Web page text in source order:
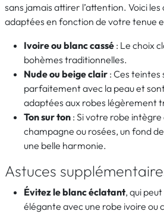
sans jamais attirer l’attention. Voici les
adaptées en fonction de votre tenue
Ivoire ou blanc cassé : Le choix
bohèmes traditionnelles.
Nude ou beige clair : Ces
parfaitement avec la peau et
adaptées aux robes légèrement
Ton sur ton : Si votre robe intègre
champagne ou rosées, un fond
une belle harmonie.
Astuces
Évitez le blanc éclatant, qui
élégante avec une robe ivoire ou